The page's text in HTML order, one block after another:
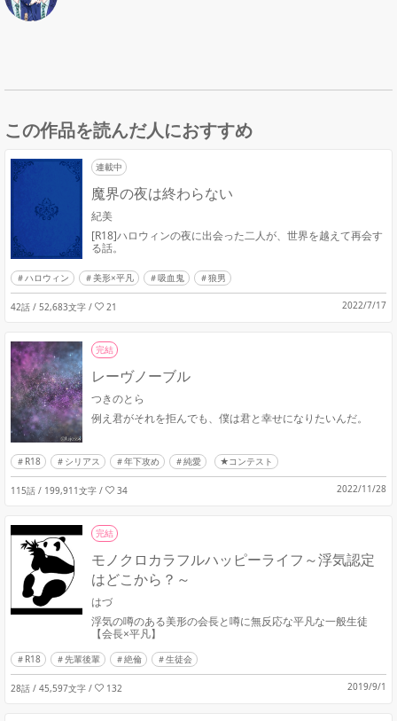
この作品を読んだ人におすすめ
連載中
魔界の夜は終わらない
紀美
[R18]ハロウィンの夜に出会った二人が、世界を越えて再会す
る話。
ハロウィン 美形×平凡 吸血鬼 狼男
42話 / 52,683文字 / 21 2022/7/17
完結
レーヴノーブル
つきのとら
例え君がそれを拒んでも、僕は君と幸せになりたいんだ。
R18 シリアス 年下攻め 純愛 ★コンテスト
115話 / 199,911文字 / 34 2022/11/28
完結
モノクロカラフルハッピーライフ～浮気認定
はどこから？～
はづ
浮気の噂のある美形の会長と噂に無反応な平凡な一般生徒
【会長×平凡】
R18 先輩後輩 絶倫 生徒会
28話 / 45,597文字 / 132 2019/9/1